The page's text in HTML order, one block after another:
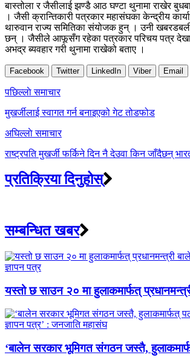
बास्तोला र जैसीलाई झण्डै आठ घण्टा थुनामा राखेर
। जैसी क्रान्तिकारी पत्रकार महासंघका केन्द्रीय
थारुवान राज्य समितिका संयोजक हुन् । उनी
छन् । जैसीले आफूसँग रहेका पत्रकार परिचय पत्र
अभद्र ब्यवहार गरी थुनामा राखेको बताए ।
Facebook Twitter LinkedIn Viber Email
Post
navigation
पछिल्लाे समाचार
मुखर्जीलाई स्वागत गर्न बनाइएको गेट तोडफोड
अघिल्लाे समाचार
राष्ट्रपति मुखर्जी फर्किने दिन नै देउवा किन जाँदैछन्
प्रतिक्रिया दिनुहोस्
सम्बन्धित खबर
यस्तो छ साउन २० मा हुलाकमार्फत्
‘बालेन सरकार भूमिगत संगठन जस्तै,